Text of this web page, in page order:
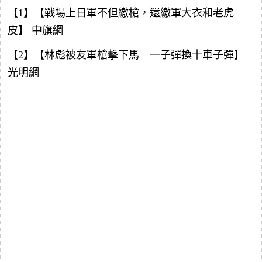
【1】【戰場上日軍不但繳槍，還繳軍大衣和老虎
皮】 中旗網
【2】【林彪被友軍槍擊下馬 一子彈換十車子彈】
光明網